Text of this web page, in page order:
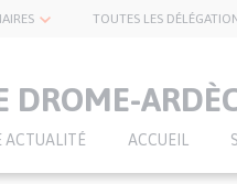
TOUTES LES
DROME-
ACTUALITÉ ACCUEIL